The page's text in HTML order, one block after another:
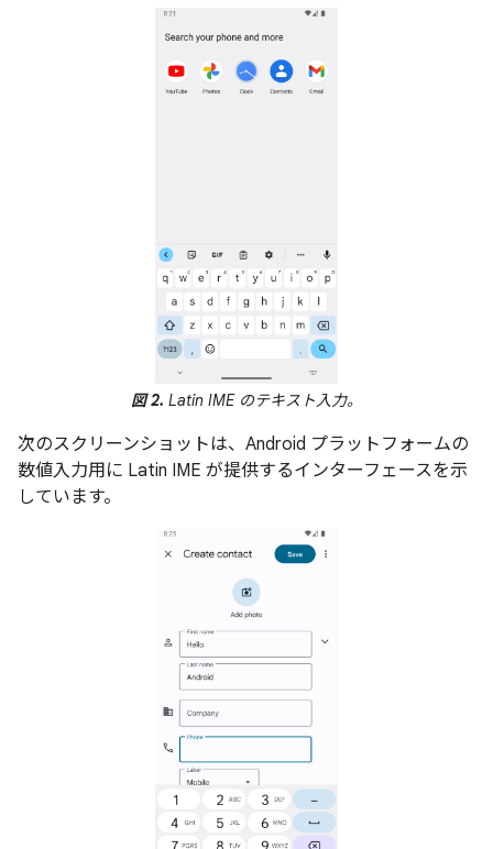
図 2. Latin IME のテキスト入力。
次のスクリーンショットは、Android プラットフォームの
数値入力用に Latin IME が提供するインターフェースを示
しています。